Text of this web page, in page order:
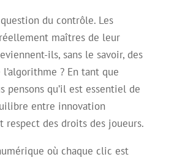
du contrôle. Les
maîtres de leur
ils, sans le savoir, des
? En tant que
pensons qu’il est essentiel de
entre innovation
respect des droits des joueurs.
où chaque clic est